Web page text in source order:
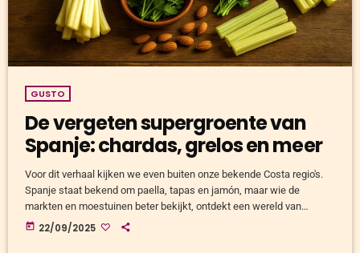
GUSTO
De vergeten supergroente van
Spanje: chardas, grelos en meer
Voor dit verhaal kijken we even buiten onze bekende Costa regio's.
Spanje staat bekend om paella, tapas en jamón, maar wie de
markten en moestuinen beter bekijkt, ontdekt een wereld van
supergroenten die buiten Spanje nauwelijks bekend zijn. We kennen
today 22/09/2025